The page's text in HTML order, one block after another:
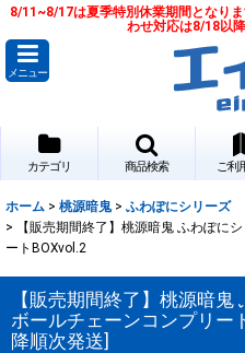
8/11~8/17は夏季特別休業期間となり
わせ対応は8/18以
メニュー
カテゴリ 商品検索 ご利
ホーム > 桃源暗鬼 > ふわぽにシリーズ
>
【販売期間終了】桃源暗鬼 ふわぽに
ートBOXvol.2
【販売期間終了】桃源暗
ボールチェーンコンプリー
降順次発送]